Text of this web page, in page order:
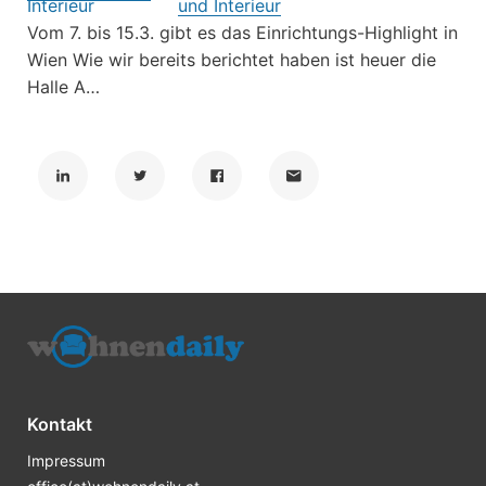
und Interieur
Vom 7. bis 15.3. gibt es das Einrichtungs-Highlight in
Wien Wie wir bereits berichtet haben ist heuer die
Halle A…
Kontakt
Impressum